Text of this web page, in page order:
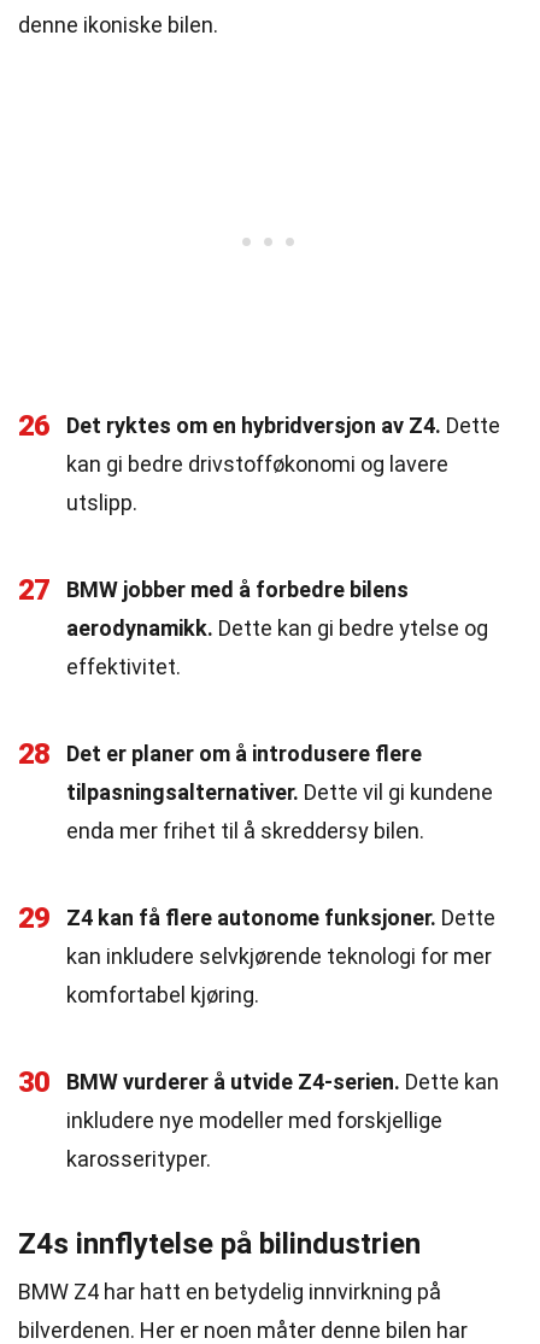
denne ikoniske bilen.
26 Det ryktes om en hybridversjon av Z4. Dette
kan gi bedre drivstofføkonomi og lavere
utslipp.
27
BMW jobber med å forbedre bilens
aerodynamikk. Dette kan gi bedre ytelse og
effektivitet.
28
Det er planer om å introdusere flere
tilpasningsalternativer. Dette vil gi kundene
enda mer frihet til å skreddersy bilen.
29 Z4 kan få flere autonome funksjoner. Dette
kan inkludere selvkjørende teknologi for mer
komfortabel kjøring.
30 BMW vurderer å utvide Z4-serien. Dette kan
inkludere nye modeller med forskjellige
karosserityper.
Z4s innflytelse på bilindustrien
BMW Z4 har hatt en betydelig innvirkning på
bilverdenen. Her er noen måter denne bilen har